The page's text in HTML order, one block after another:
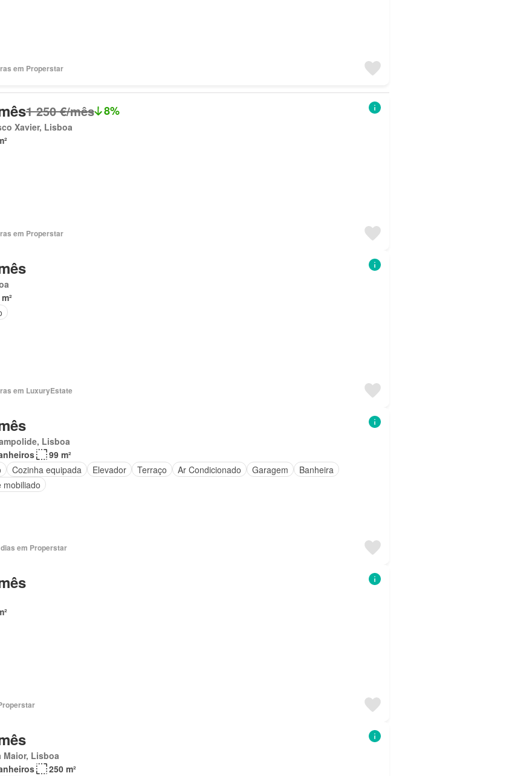
em Properstar
1 250 €/mês 8%
Xavier, Lisboa
em Properstar
em LuxuryEstate
Lisboa
99 m²
Cozinha equipada Elevador Terraço Ar Condicionado Garagem
Banheira
mobiliado
em Properstar
Maior, Lisboa
250 m²